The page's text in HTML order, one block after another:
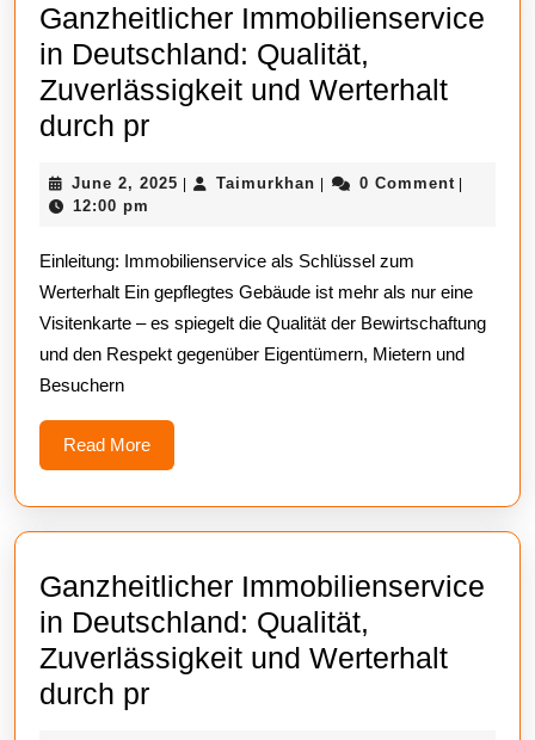
Ganzheitlicher Immobilienservice
in Deutschland: Qualität,
Zuverlässigkeit und Werterhalt
durch prGanzheitlicher
in
Qualität,
Zuverlässigkeit
und
Werterhalt
pr
June 2, 2025 JuneTaimurkhan Taimurkhan
0 Comment
12:00 pm
Einleitung: Immobilienservice als Schlüssel zum
Werterhalt Ein gepflegtes Gebäude ist mehr als nur eine
Visitenkarte – es spiegelt die Qualität der Bewirtschaftung
und den Respekt gegenüber Eigentümern, Mietern und
Besuchern
Read MoreRead
More
Ganzheitlicher Immobilienservice
in Deutschland: Qualität,
Zuverlässigkeit und Werterhalt
durch prGanzheitlicher